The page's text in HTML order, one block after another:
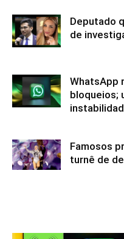
Deputado
de
WhatsApp
bloqueios;
Famosos
turnê de